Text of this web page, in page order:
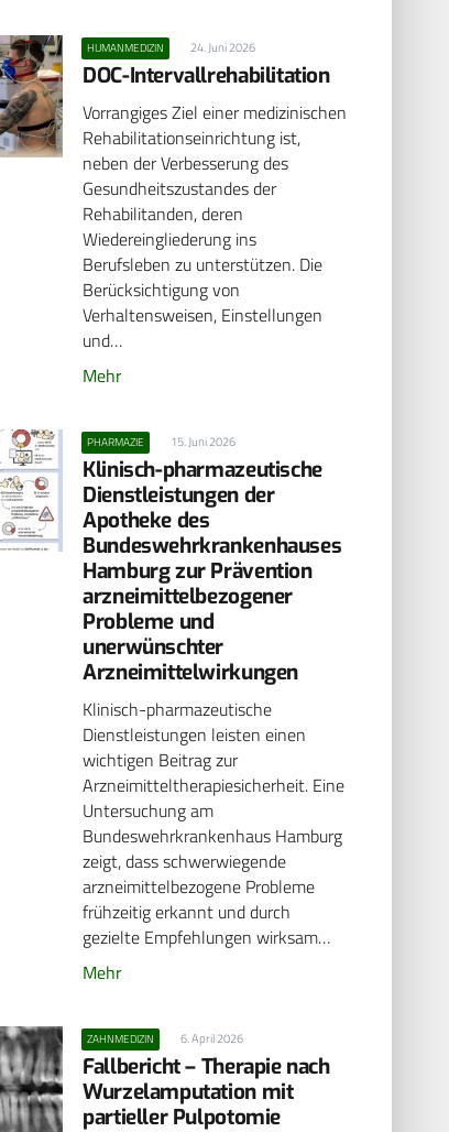
HUMANMEDIZIN 24. Juni 2026
DOC-Intervallrehabilitation
Vorrangiges Ziel einer medizinischen
Rehabilitationseinrichtung ist,
neben der Verbesserung des
Gesundheitszustandes der
Rehabilitanden, deren
Wiedereingliederung ins
Berufsleben zu unterstützen. Die
Berücksichtigung von
Verhaltensweisen, Einstellungen
und…
Mehr
PHARMAZIE 15. Juni 2026
Klinisch-pharmazeutische
Dienstleistungen der
Apotheke des
Bundeswehrkrankenhauses
Hamburg zur Prävention
arzneimittel­bezogener
Probleme und
unerwünschter
Arzneimittelwirkungen
Klinisch-pharmazeutische
Dienstleistungen leisten einen
wichtigen Beitrag zur
Arzneimitteltherapiesicherheit. Eine
Untersuchung am
Bundeswehrkrankenhaus Hamburg
zeigt, dass schwerwiegende
arzneimittelbezogene Probleme
frühzeitig erkannt und durch
gezielte Empfehlungen wirksam…
Mehr
ZAHNMEDIZIN 6. April 2026
Fallbericht – Therapie nach
Wurzelamputation mit
partieller Pulpotomie